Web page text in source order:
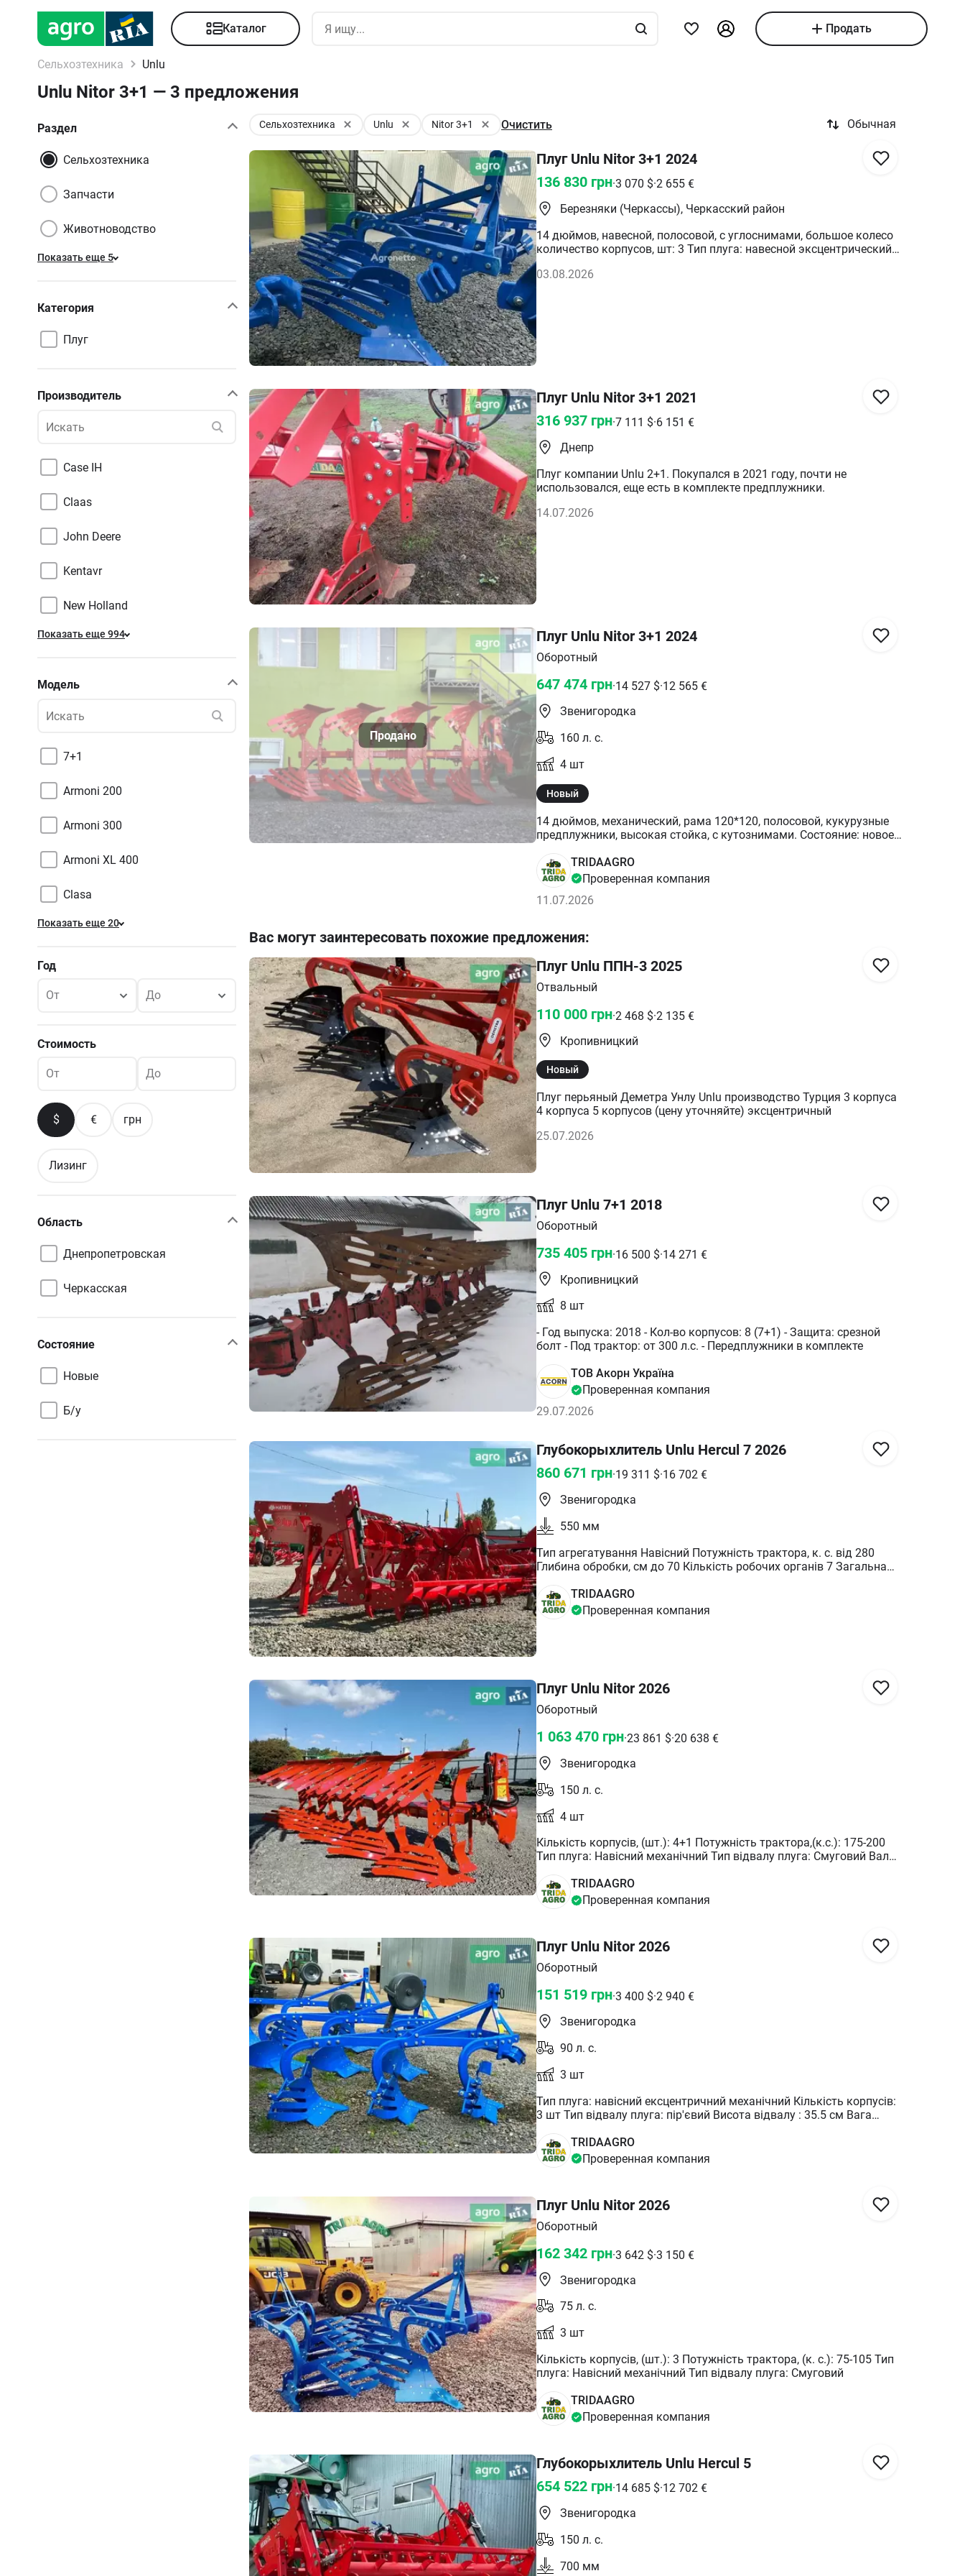
Каталог Продать
Сельхозтехника Unlu
Unlu Nitor 3+1 — 3 предложения
Раздел
Сельхозтехника
Запчасти
Животноводство
Показать еще 5
Категория
Плуг
Производитель
Case IH
Claas
John Deere
Kentavr
New Holland
Показать еще 994
Модель
7+1
Armoni 200
Armoni 300
Armoni XL 400
Clasa
Показать еще 20
Год
От До
Стоимость
От До
$ € грн
Лизинг
Область
Днепропетровская
Черкасская
Состояние
Новые
Б/у
Сельхозтехника Unlu Nitor 3+1 Очистить Обычная
Плуг Unlu Nitor 3+1 2024
136 830 грн·3 070 $·2 655 €
Березняки (Черкассы), Черкасский район
14 дюймов, навесной, полосовой, с углоснимами, большое колесо
количество корпусов, шт: 3 Тип плуга: навесной эксцентрический
шт /14 дюймов Высота отвала: 35.5 см Вес плуга: 400 кг мощность
03.08.2026
Плуг Unlu Nitor 3+1 2021
316 937 грн·7 111 $·6 151 €
Днепр
Плуг компании Unlu 2+1. Покупался в 2021 году, почти не
использовался, еще есть в комплекте предплужники.
14.07.2026
Плуг Unlu Nitor 3+1 2024
Оборотный
647 474 грн·14 527 $·12 565 €
Звенигородка
160 л. с.
4 шт
Новый
14 дюймов, механический, рама 120*120, полосовой, кукурузные
предплужники, высокая стойка, с кутознимами. Состояние: новое
плуга: Навесной Тип отвала плуга: Полосовый
TRIDAAGRO
Проверенная компания
11.07.2026
Вас могут заинтересовать похожие предложения:
Плуг Unlu ППН-3 2025
Отвальный
110 000 грн·2 468 $·2 135 €
Кропивницкий
Новый
Плуг перьяный Деметра Унлу Unlu производство Турция 3 корпуса
4 корпуса 5 корпусов (цену уточняйте) эксцентричный
25.07.2026
Плуг Unlu 7+1 2018
Оборотный
735 405 грн·16 500 $·14 271 €
Кропивницкий
8 шт
- Год выпуска: 2018 - Кол-во корпусов: 8 (7+1) - Защита: срезной
болт - Под трактор: от 300 л.с. - Передплужники в комплекте
ТОВ Акорн Україна
Проверенная компания
29.07.2026
Глубокорыхлитель Unlu Hercul 7 2026
860 671 грн·19 311 $·16 702 €
Звенигородка
550 мм
Тип агрегатування Навісний Потужність трактора, к. с. від 280
Глибина обробки, см до 70 Кількість робочих органів 7 Загальна
TRIDAAGRO
Проверенная компания
Плуг Unlu Nitor 2026
Оборотный
1 063 470 грн·23 861 $·20 638 €
Звенигородка
150 л. с.
4 шт
Кількість корпусів, (шт.): 4+1 Потужність трактора,(к.с.): 175-200
Тип плуга: Навісний механічний Тип відвалу плуга: Смуговий Вал
наявності Дюйм: 16
TRIDAAGRO
Проверенная компания
Плуг Unlu Nitor 2026
Оборотный
151 519 грн·3 400 $·2 940 €
Звенигородка
90 л. с.
3 шт
Тип плуга: навісний ексцентричний механічний Кількість корпусів:
3 шт Тип відвалу плуга: пір'євий Висота відвалу : 35.5 см Вага
TRIDAAGRO
Проверенная компания
Плуг Unlu Nitor 2026
Оборотный
162 342 грн·3 642 $·3 150 €
Звенигородка
75 л. с.
3 шт
Кількість корпусів, (шт.): 3 Потужність трактора, (к. с.): 75-105 Тип
плуга: Навісний механічний Тип відвалу плуга: Смуговий
TRIDAAGRO
Проверенная компания
Глубокорыхлитель Unlu Hercul 5
654 522 грн·14 685 $·12 702 €
Звенигородка
150 л. с.
700 мм